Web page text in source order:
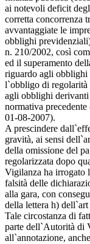
ai notevoli deficit
corretta concorrenza
avvantaggiate le
obblighi
n. 210/2002, così
ed il superamento
riguardo agli obblighi
l`obbligo di regolarità
agli obblighi
normativa
01-08-2007).
A prescindere
gravità, ai sensi
della omissione del
regolarizzata dopo
Vigilanza ha irrogato
falsità delle
alla gara, con
della lettera h) dell`art
Tale circostanza di
parte dell`Autorità di
all`annotazione,